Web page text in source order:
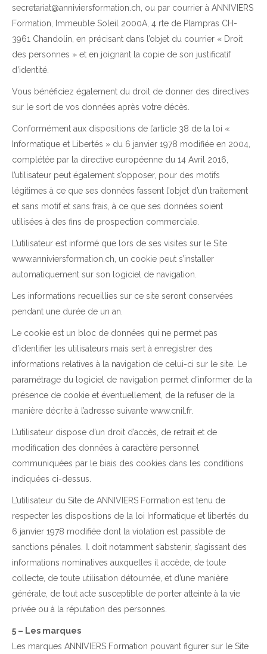
secretariat@anniviersformation.ch, ou par courrier à ANNIVIERS
Formation, Immeuble Soleil 2000A, 4 rte de Plampras CH-
3961 Chandolin, en précisant dans l’objet du courrier « Droit
des personnes » et en joignant la copie de son justificatif
d’identité.
Vous bénéficiez également du droit de donner des directives
sur le sort de vos données après votre décès.
Conformément aux dispositions de l’article 38 de la loi «
Informatique et Libertés » du 6 janvier 1978 modifiée en 2004,
complétée par la directive européenne du 14 Avril 2016,
l’utilisateur peut également s’opposer, pour des motifs
légitimes à ce que ses données fassent l’objet d’un traitement
et sans motif et sans frais, à ce que ses données soient
utilisées à des fins de prospection commerciale.
L’utilisateur est informé que lors de ses visites sur le Site
www.anniviersformation.ch, un cookie peut s’installer
automatiquement sur son logiciel de navigation.
Les informations recueillies sur ce site seront conservées
pendant une durée de un an.
Le cookie est un bloc de données qui ne permet pas
d’identifier les utilisateurs mais sert à enregistrer des
informations relatives à la navigation de celui-ci sur le site. Le
paramétrage du logiciel de navigation permet d’informer de la
présence de cookie et éventuellement, de la refuser de la
manière décrite à l’adresse suivante www.cnil.fr.
L’utilisateur dispose d’un droit d’accès, de retrait et de
modification des données à caractère personnel
communiquées par le biais des cookies dans les conditions
indiquées ci-dessus.
L’utilisateur du Site de ANNIVIERS Formation est tenu de
respecter les dispositions de la loi Informatique et libertés du
6 janvier 1978 modifiée dont la violation est passible de
sanctions pénales. Il doit notamment s’abstenir, s’agissant des
informations nominatives auxquelles il accède, de toute
collecte, de toute utilisation détournée, et d’une manière
générale, de tout acte susceptible de porter atteinte à la vie
privée ou à la réputation des personnes.
5 – Les marques
​Les marques ANNIVIERS Formation pouvant figurer sur le Site